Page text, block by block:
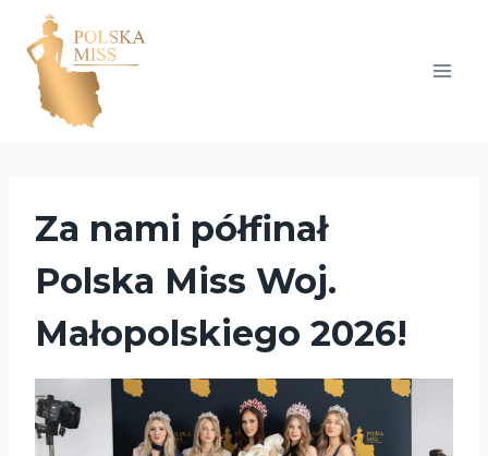
Przejdź
treści
Za nami półfinał
Polska Miss Woj.
Małopolskiego 2026!